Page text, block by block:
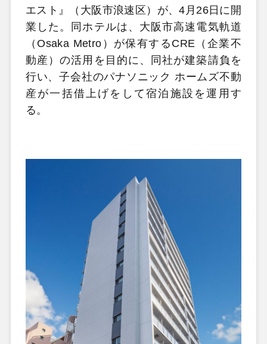
エスト』（大阪市浪速区）が、4月26日に開
業した。同ホテルは、大阪市高速電気軌道
（Osaka Metro）が保有するCRE（企業不
動産）の活用を目的に、同社が建築請負を
行い、子会社のパナソニック ホームズ不動
産が一括借上げをして宿泊施設を運用す
る。